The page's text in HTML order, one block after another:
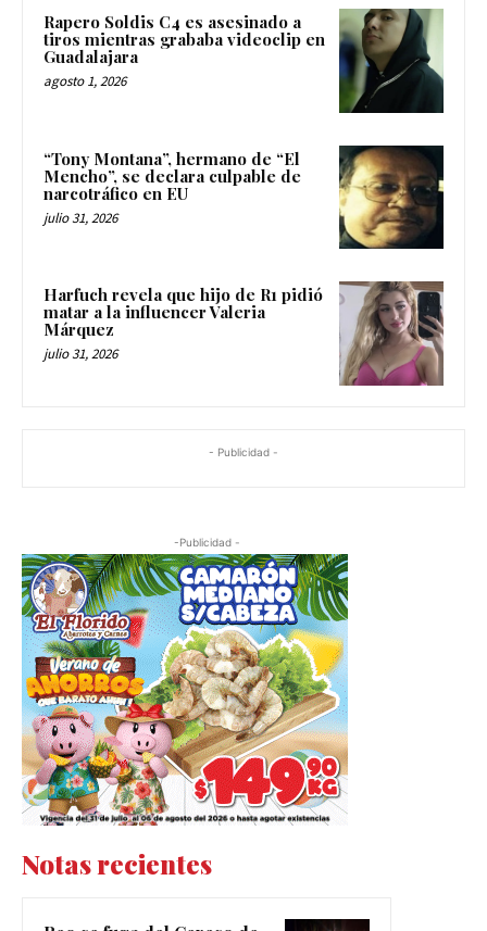
Rapero Soldis C4 es asesinado a
tiros mientras grababa videoclip en
Guadalajara
agosto 1, 2026
“Tony Montana”, hermano de “El
Mencho”, se declara culpable de
narcotráfico en EU
julio 31, 2026
Harfuch revela que hijo de R1 pidió
matar a la influencer Valeria
Márquez
julio 31, 2026
- Publicidad -
-Publicidad -
Notas recientes